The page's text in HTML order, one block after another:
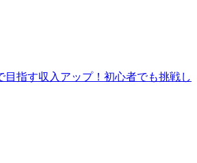
目指す収入アップ！初心者でも挑戦し